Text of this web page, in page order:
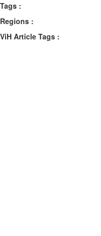
Tags :
Regions :
ViH Article Tags :